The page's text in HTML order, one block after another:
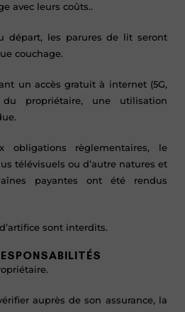
avec leurs coûts..
départ, les parures de lit seront
couchage.
un accès gratuit à internet (5G,
propriétaire, une utilisation
règlementaires, le
télévisuels ou d’autre natures et
payantes ont été rendus
sont interdits.
auprès de son assurance, la